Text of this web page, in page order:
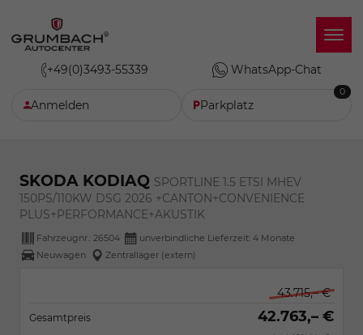
+49(0)3493-55339 WhatsApp-Chat
Anmelden Parkplatz
0
SKODA KODIAQ SPORTLINE 1.5 ETSI MHEV
150PS/110KW DSG 2026 +CANTON+CONVENIENCE
PLUS+PERFORMANCE+AKUSTIK
Fahrzeugnr.: 26504 unverbindliche Lieferzeit: 4 Monate
Neuwagen
Zentrallager (extern)
43.715,– €
Gesamtpreis 42.763,– €